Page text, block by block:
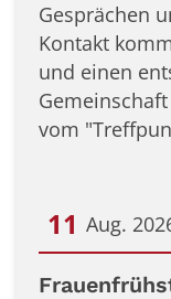
Gesprächen
Kontakt
und einen
vom
11 Aug.
Datum: 11.